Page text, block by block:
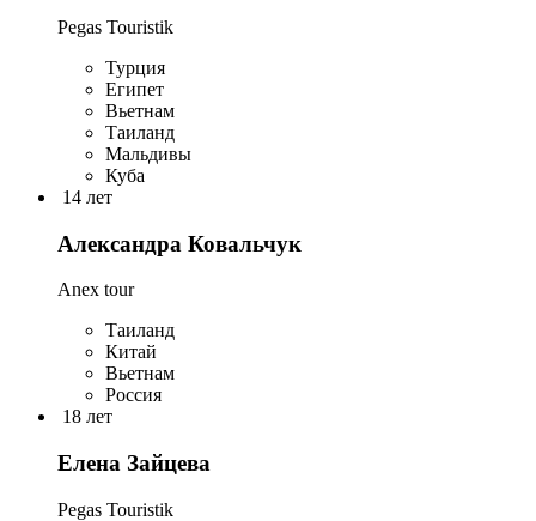
Pegas Touristik
Турция
Египет
Вьетнам
Таиланд
Мальдивы
Куба
14 лет
Александра Ковальчук
Anex tour
Таиланд
Китай
Вьетнам
Россия
18 лет
Елена Зайцева
Pegas Touristik